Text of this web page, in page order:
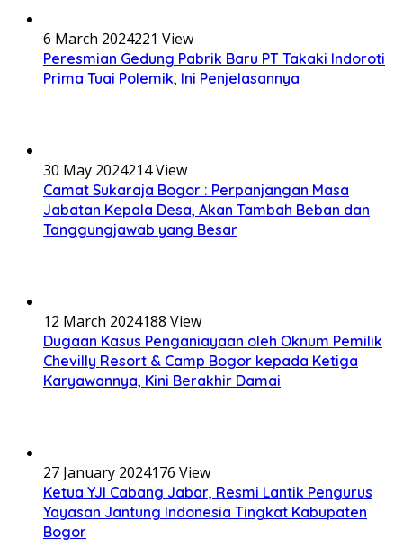
6 March 2024221 View
Peresmian Gedung Pabrik Baru PT Takaki Indoroti
Prima Tuai Polemik, Ini Penjelasannya
30 May 2024214 View
Camat Sukaraja Bogor : Perpanjangan Masa
Jabatan Kepala Desa, Akan Tambah Beban dan
Tanggungjawab yang Besar
12 March 2024188 View
Dugaan Kasus Penganiayaan oleh Oknum Pemilik
Chevilly Resort & Camp Bogor kepada Ketiga
Karyawannya, Kini Berakhir Damai
27 January 2024176 View
Ketua YJI Cabang Jabar, Resmi Lantik Pengurus
Yayasan Jantung Indonesia Tingkat Kabupaten
Bogor